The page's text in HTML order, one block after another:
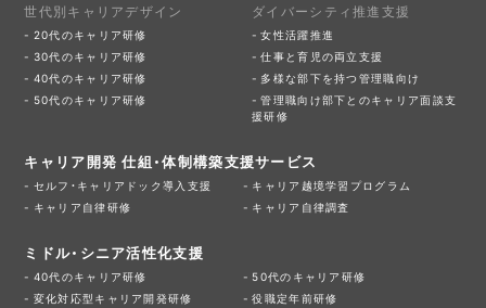
世代別キャリアデザイン
20代のキャリア研修
30代のキャリア研修
40代のキャリア研修
50代のキャリア研修
ダイバーシティ推進支援
女性活躍推進
仕事と育児の両立支援
多様な部下を持つ管理職向け
管理職向け部下とのキャリア面談支
援研修
キャリア開発 仕組・体制構築支援サービス
セルフ・キャリアドック導入支援
キャリア越境学習プログラム
キャリア自律研修
キャリア自律調査
ミドル・シニア活性化支援
40代のキャリア研修
50代のキャリア研修
変化対応型キャリア開発研修
役職定年前研修